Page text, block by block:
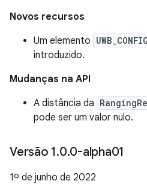
Novos recursos
Um elemento
introduzido.
Mudanças na API
A distância da
pode ser um valor nulo.
Versão 1.0.0-alpha01
1º de junho de 2022